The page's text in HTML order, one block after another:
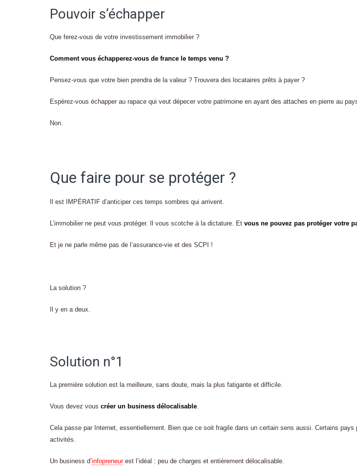
Pouvoir s’échapper
Que ferez-vous de votre investissement immobilier ?
Comment vous échapperez-vous de france le temps venu ?
Pensez-vous que votre bien prendra de la valeur ? Trouvera des locataires prêts à payer ?
Espérez-vous échapper au rapace qui veut dépecer votre patrimoine en ayant des attaches en pierre au
Non.
Que faire pour se protéger ?
Il est IMPÉRATIF d’anticiper ces temps sombres qui arrivent.
L’immobilier ne peut vous protéger. Il vous scotche à la dictature. Et vous ne pouvez pas protéger votre
Et je ne parle même pas de l’assurance-vie et des SCPI !
La solution ?
Il y en a deux.
Solution n°1
La première solution est la meilleure, sans doute, mais la plus fatigante et difficile.
Vous devez vous créer un business délocalisable.
Cela passe par Internet, essentiellement. Bien que ce soit fragile dans un certain sens aussi. Certains pays
activités.
Un business d’infopreneurest l’idéal : peu de charges et entièrement délocalisable.